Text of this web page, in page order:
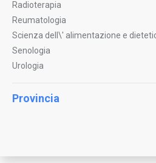
Radioterapia
Reumatologia
Scienza dell\' alimentazione e
Senologia
Urologia
Provincia